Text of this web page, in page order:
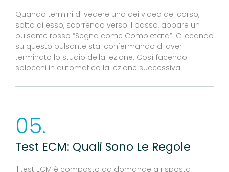
Quando termini di vedere uno dei video del corso,
sotto di esso, scorrendo verso il basso, appare un
pulsante rosso “Segna come Completata”. Cliccando
su questo pulsante stai confermando di aver
terminato lo studio della lezione. Così facendo
sblocchi in automatico la lezione successiva.
05.
Test ECM: Quali Sono Le Regole
Il test ECM è composto da domande a risposta